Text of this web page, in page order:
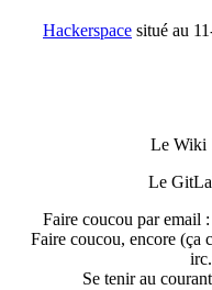
Hackerspace situé au
Le Wiki
Le
Faire coucou par email
Faire coucou, encore (ça
Se tenir au